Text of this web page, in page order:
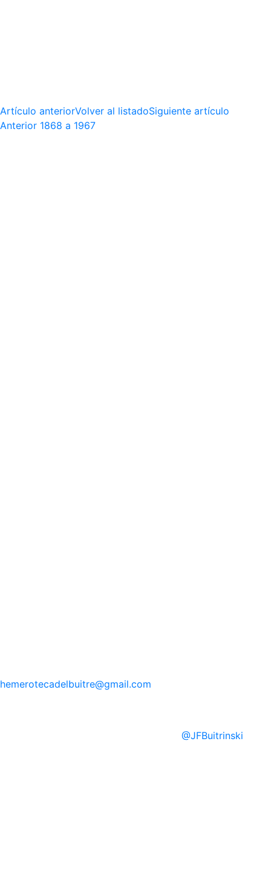
Artículo anteriorVolver al listadoSiguiente artículo
Anterior 1868 a 1967
hemerotecadelbuitre@gmail.com
@JFBuitrinski